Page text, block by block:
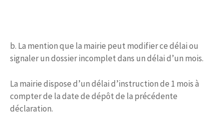
b. La mention que la mairie peut modifier ce délai ou
signaler un dossier incomplet dans un délai d’un mois.
La mairie dispose d’un délai d’instruction de 1 mois à
compter de la date de dépôt de la précédente
déclaration.